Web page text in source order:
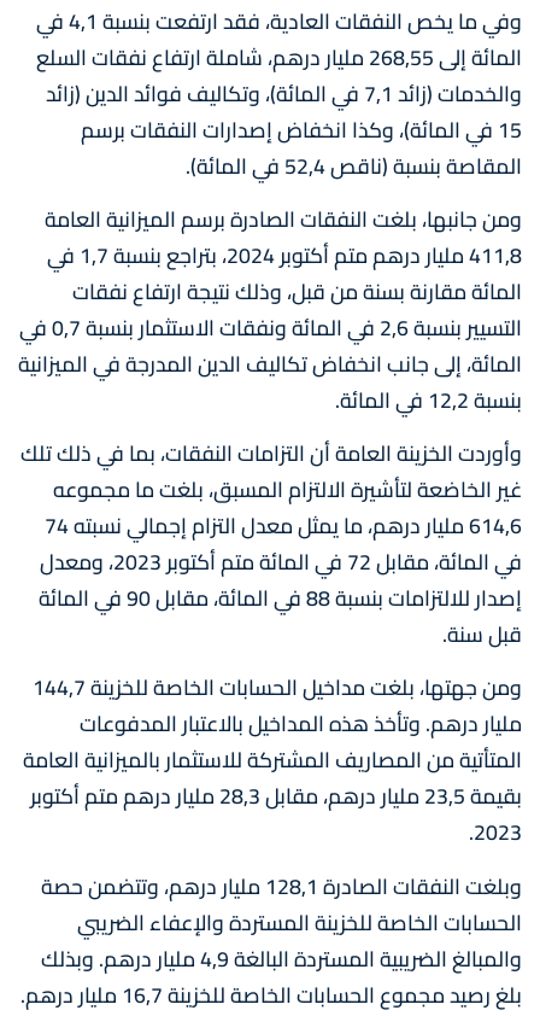
وفي ما يخص النفقات العادية، فقد ارتفعت بنسبة 4,1 في
المائة إلى 268,55 مليار درهم، شاملة ارتفاع نفقات السلع
والخدمات (زائد 7,1 في المائة)، وتكاليف فوائد الدين (زائد
15 في المائة)، وكذا انخفاض إصدارات النفقات برسم
المقاصة بنسبة (ناقص 52,4 في المائة).
ومن جانبها، بلغت النفقات الصادرة برسم الميزانية العامة
411,8 مليار درهم متم أكتوبر 2024، بتراجع بنسبة 1,7 في
المائة مقارنة بسنة من قبل، وذلك نتيجة ارتفاع نفقات
التسيير بنسبة 2,6 في المائة ونفقات الاستثمار بنسبة 0,7 في
المائة، إلى جانب انخفاض تكاليف الدين المدرجة في الميزانية
بنسبة 12,2 في المائة.
وأوردت الخزينة العامة أن التزامات النفقات، بما في ذلك تلك
غير الخاضعة لتأشيرة الالتزام المسبق، بلغت ما مجموعه
614,6 مليار درهم، ما يمثل معدل التزام إجمالي نسبته 74
في المائة، مقابل 72 في المائة متم أكتوبر 2023، ومعدل
إصدار للالتزامات بنسبة 88 في المائة، مقابل 90 في المائة
قبل سنة.
ومن جهتها، بلغت مداخيل الحسابات الخاصة للخزينة 144,7
مليار درهم. وتأخذ هذه المداخيل بالاعتبار المدفوعات
المتأتية من المصاريف المشتركة للاستثمار بالميزانية العامة
بقيمة 23,5 مليار درهم، مقابل 28,3 مليار درهم متم أكتوبر
2023.
وبلغت النفقات الصادرة 128,1 مليار درهم، وتتضمن حصة
الحسابات الخاصة للخزينة المستردة والإعفاء الضريبي
والمبالغ الضريبية المستردة البالغة 4,9 مليار درهم. وبذلك
بلغ رصيد مجموع الحسابات الخاصة للخزينة 16,7 مليار درهم.